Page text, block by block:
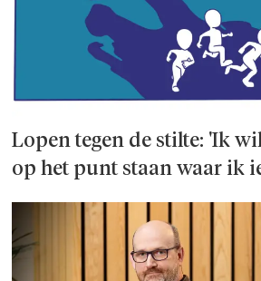
Lopen tegen de stilte: 'Ik
op het punt staan waar ik